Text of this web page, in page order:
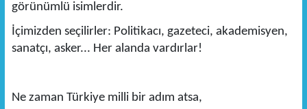
görünümlü isimlerdir.
İçimizden seçilirler: Politikacı, gazeteci, akademisyen,
sanatçı, asker... Her alanda vardırlar!
Ne zaman Türkiye milli bir adım atsa,